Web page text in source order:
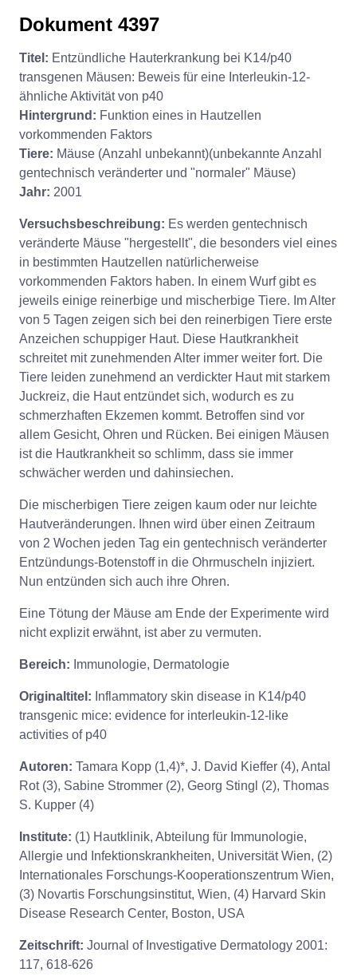
Dokument 4397
Titel: Entzündliche Hauterkrankung bei K14/p40
transgenen Mäusen: Beweis für eine Interleukin-12-
ähnliche Aktivität von p40
Hintergrund: Funktion eines in Hautzellen
vorkommenden Faktors
Tiere: Mäuse (Anzahl unbekannt)(unbekannte Anzahl
gentechnisch veränderter und "normaler" Mäuse)
Jahr: 2001
Versuchsbeschreibung: Es werden gentechnisch
veränderte Mäuse "hergestellt", die besonders viel eines
in bestimmten Hautzellen natürlicherweise
vorkommenden Faktors haben. In einem Wurf gibt es
jeweils einige reinerbige und mischerbige Tiere. Im Alter
von 5 Tagen zeigen sich bei den reinerbigen Tiere erste
Anzeichen schuppiger Haut. Diese Hautkrankheit
schreitet mit zunehmenden Alter immer weiter fort. Die
Tiere leiden zunehmend an verdickter Haut mit starkem
Juckreiz, die Haut entzündet sich, wodurch es zu
schmerzhaften Ekzemen kommt. Betroffen sind vor
allem Gesicht, Ohren und Rücken. Bei einigen Mäusen
ist die Hautkrankheit so schlimm, dass sie immer
schwächer werden und dahinsiechen.
Die mischerbigen Tiere zeigen kaum oder nur leichte
Hautveränderungen. Ihnen wird über einen Zeitraum
von 2 Wochen jeden Tag ein gentechnisch veränderter
Entzündungs-Botenstoff in die Ohrmuscheln injiziert.
Nun entzünden sich auch ihre Ohren.
Eine Tötung der Mäuse am Ende der Experimente wird
nicht explizit erwähnt, ist aber zu vermuten.
Bereich: Immunologie, Dermatologie
Originaltitel: Inflammatory skin disease in K14/p40
transgenic mice: evidence for interleukin-12-like
activities of p40
Autoren: Tamara Kopp (1,4)*, J. David Kieffer (4), Antal
Rot (3), Sabine Strommer (2), Georg Stingl (2), Thomas
S. Kupper (4)
Institute: (1) Hautklinik, Abteilung für Immunologie,
Allergie und Infektionskrankheiten, Universität Wien, (2)
Internationales Forschungs-Kooperationszentrum Wien,
(3) Novartis Forschungsinstitut, Wien, (4) Harvard Skin
Disease Research Center, Boston, USA
Zeitschrift: Journal of Investigative Dermatology 2001:
117, 618-626